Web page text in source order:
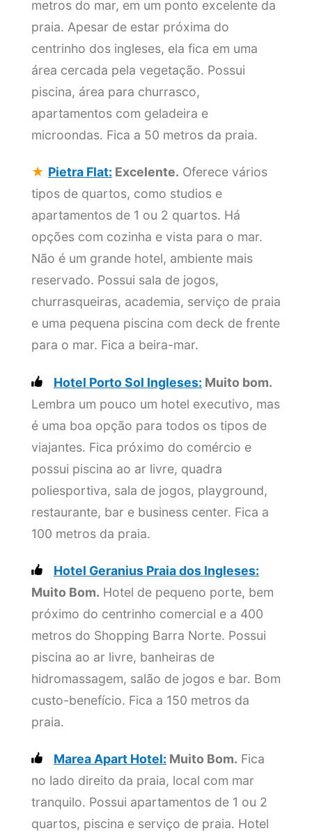
metros do mar, em um ponto excelente da
praia. Apesar de estar próxima do
centrinho dos ingleses, ela fica em uma
área cercada pela vegetação. Possui
piscina, área para churrasco,
apartamentos com geladeira e
microondas. Fica a 50 metros da praia.
★ Pietra Flat: Excelente. Oferece vários
tipos de quartos, como studios e
apartamentos de 1 ou 2 quartos. Há
opções com cozinha e vista para o mar.
Não é um grande hotel, ambiente mais
reservado. Possui sala de jogos,
churrasqueiras, academia, serviço de praia
e uma pequena piscina com deck de frente
para o mar. Fica a beira-mar.
Hotel Porto Sol Ingleses: Muito bom.
Lembra um pouco um hotel executivo, mas
é uma boa opção para todos os tipos de
viajantes. Fica próximo do comércio e
possui piscina ao ar livre, quadra
poliesportiva, sala de jogos, playground,
restaurante, bar e business center. Fica a
100 metros da praia.
Hotel Geranius Praia dos Ingleses:
Muito Bom. Hotel de pequeno porte, bem
próximo do centrinho comercial e a 400
metros do Shopping Barra Norte. Possui
piscina ao ar livre, banheiras de
hidromassagem, salão de jogos e bar. Bom
custo-benefício. Fica a 150 metros da
praia.
Marea Apart Hotel: Muito Bom. Fica
no lado direito da praia, local com mar
tranquilo. Possui apartamentos de 1 ou 2
quartos, piscina e serviço de praia. Hotel